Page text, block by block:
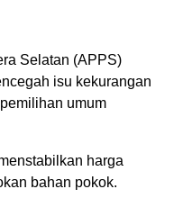
Selatan (APPS)
isu kekurangan
umum
harga
bahan pokok.